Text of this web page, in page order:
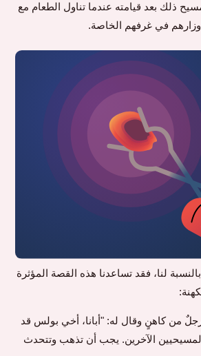
ذلك بعد قيامته عندما تناول الطعام مع
في غرفهم الخاصة.
لنا، فقد تساعدنا هذه القصة المؤثرة
من كاهنٍ وقال له: "أبانا، أخي بولس قد
الآخرين. يجب أن تذهب وتتحدث